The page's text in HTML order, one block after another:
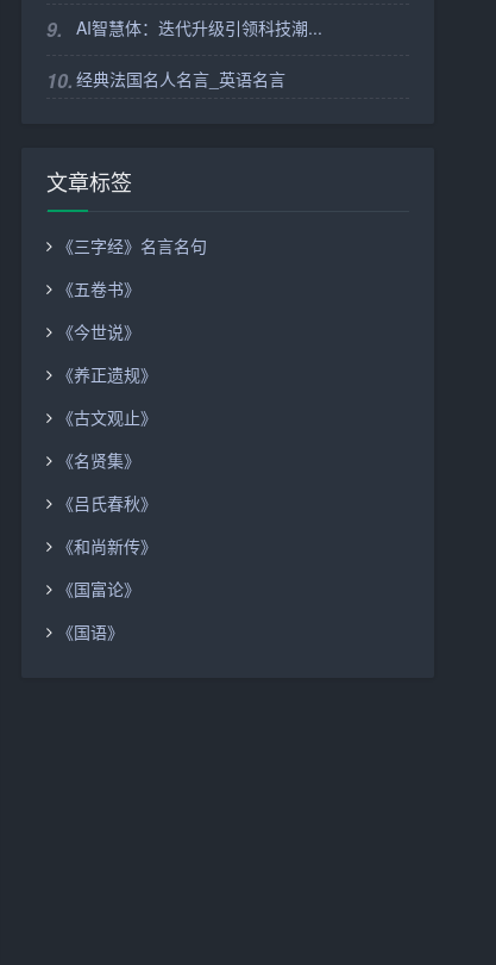
9. AI智慧体：迭代升级引领科技潮...
10. 经典法国名人名言_英语名言
文章标签
《三字经》名言名句
《五卷书》
《今世说》
《养正遗规》
《古文观止》
《名贤集》
《吕氏春秋》
《和尚新传》
《国富论》
《国语》